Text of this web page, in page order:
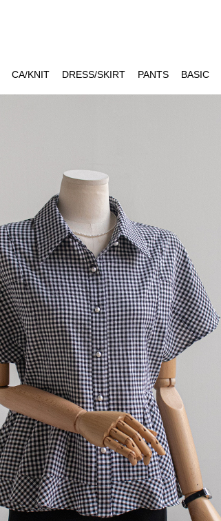
CA/KNIT DRESS/SKIRT PANTS BASIC